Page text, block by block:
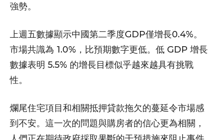
強勢。
上週五數據顯示中國第二季度GDP僅增長0.4%。
市場共識為 1.0%，比預期數字更低。低 GDP 增長
數據表明 5.5% 的增長目標似乎越來越具有挑戰
性。
爛尾住宅項目和相關抵押貸款拖欠的蔓延令市場感
到不安。這一次的問題與購房者的信心更為相關，